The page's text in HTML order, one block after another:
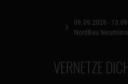
09.09.2026 -
NordBau
VERNETZE